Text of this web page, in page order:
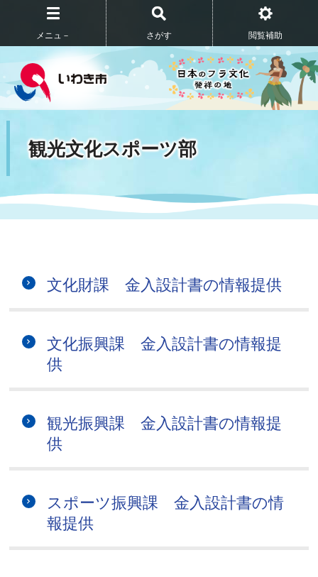
メニュ－ さがす 閲覧補助
観光文化スポーツ部
文化財課 金入設計書の情報提供
文化振興課 金入設計書の情報提
供
観光振興課 金入設計書の情報提
供
スポーツ振興課 金入設計書の情
報提供